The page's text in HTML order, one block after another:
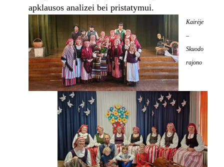
apklausos analizei bei pristatymui.
Kairėje
–
Skuodo
rajono